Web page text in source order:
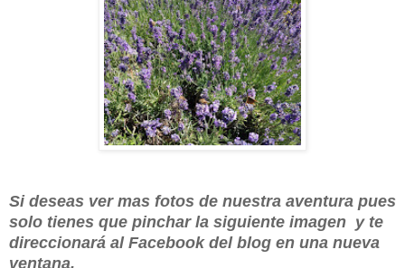
Si deseas ver mas fotos de nuestra aventura pues
solo tienes que pinchar la siguiente imagen y te
direccionará al Facebook del blog en una nueva
ventana.